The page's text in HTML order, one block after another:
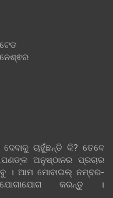
ଚାହୁଁଛନ୍ତି କି? ତେବେ
ଅନୁଷ୍ଠାନର ପ୍ରଚାର
। ଆମ ମୋବାଇଲ୍ ନମ୍ବର-
କରନ୍ତୁ ।